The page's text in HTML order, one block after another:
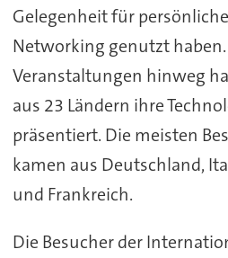
Gelegenheit für
Networking genutzt
Veranstaltungen hinweg
aus 23 Ländern ihre
präsentiert. Die meisten
kamen aus Deutschland,
und Frankreich.
Die Besucher der